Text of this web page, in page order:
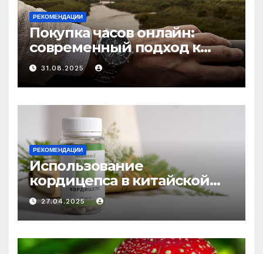
РЕКОМЕНДАЦИИ
Покупка часов онлайн:
современный подход к
выбору аксессуаров
31.08.2025
РЕКОМЕНДАЦИИ
Использование
кордицепса в китайской
медицине: природное
средство против усталости
и истощения
27.04.2025